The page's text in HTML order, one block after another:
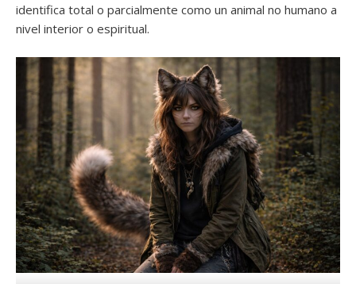
identifica total o parcialmente como un animal no humano a
nivel interior o espiritual.